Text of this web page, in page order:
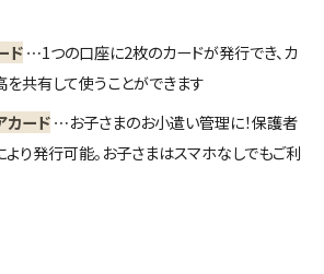
ド ⋯1つの口座に2枚のカードが発行でき、カ
共有して使うことができます
カード ⋯お子さまのお小遣い管理に！保護者
り発行可能。お子さまはスマホなしでもご利